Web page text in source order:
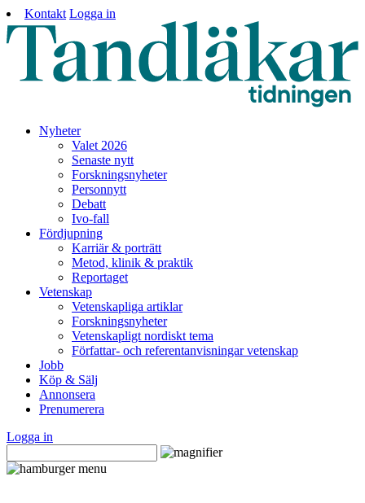
Kontakt Logga in
Nyheter
Valet 2026
Senaste nytt
Forskningsnyheter
Personnytt
Debatt
Ivo-fall
Fördjupning
Karriär & porträtt
Metod, klinik & praktik
Reportaget
Vetenskap
Vetenskapliga artiklar
Forskningsnyheter
Vetenskapligt nordiskt tema
Författar- och referentanvisningar vetenskap
Jobb
Köp & Sälj
Annonsera
Prenumerera
Logga in